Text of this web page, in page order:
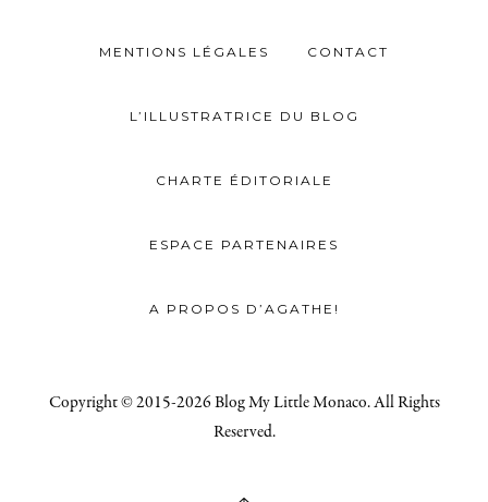
MENTIONS LÉGALES CONTACT
L’ILLUSTRATRICE DU BLOG
CHARTE ÉDITORIALE
ESPACE PARTENAIRES
A PROPOS D’AGATHE!
Copyright © 2015-2026 Blog My Little Monaco. All Rights
Reserved.